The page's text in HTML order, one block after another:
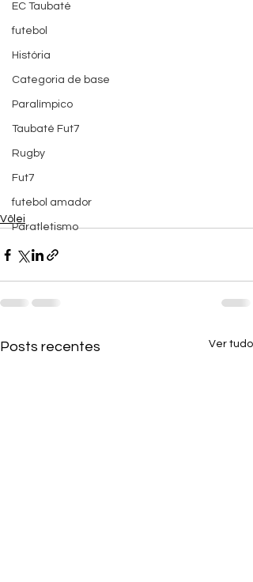
EC Taubaté
futebol
História
Categoria de base
Paralímpico
Taubaté Fut7
Rugby
Fut7
futebol amador
Paratletismo
Vôlei
Posts recentes Ver tudo